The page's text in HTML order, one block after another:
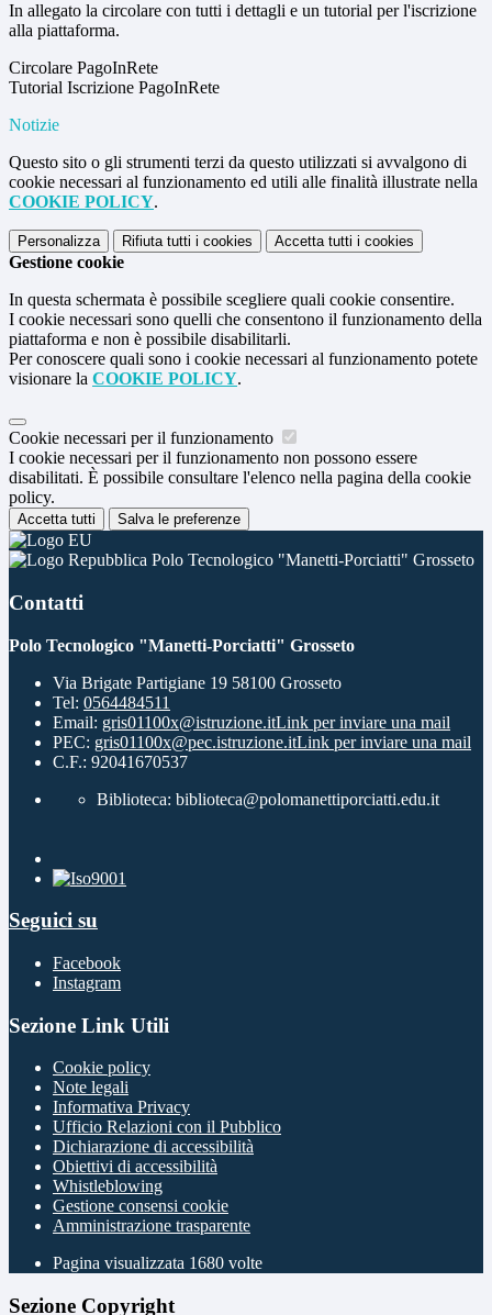
In allegato la circolare con tutti i dettagli e un tutorial per l'iscrizione
alla piattaforma.
Circolare PagoInRete
Tutorial Iscrizione PagoInRete
Notizie
Questo sito o gli strumenti terzi da questo utilizzati si avvalgono di
cookie necessari al funzionamento ed utili alle finalità illustrate nella
COOKIE POLICY.
Personalizza Rifiuta tutti i cookies Accetta tutti i cookies
Gestione cookie
In questa schermata è possibile scegliere quali cookie consentire.
I cookie necessari sono quelli che consentono il funzionamento della
piattaforma e non è possibile disabilitarli.
Per conoscere quali sono i cookie necessari al funzionamento potete
visionare la COOKIE POLICY.
Cookie necessari per il funzionamento
I cookie necessari per il funzionamento non possono essere
disabilitati. È possibile consultare l'elenco nella pagina della cookie
policy.
Accetta tutti Salva le preferenze
Polo Tecnologico "Manetti-Porciatti" Grosseto
Contatti
Polo Tecnologico "Manetti-Porciatti" Grosseto
Via Brigate Partigiane 19 58100 Grosseto
Tel: 0564484511
Email: gris01100x@istruzione.itLink per inviare una mail
PEC: gris01100x@pec.istruzione.itLink per inviare una mail
C.F.: 92041670537
Biblioteca: biblioteca@polomanettiporciatti.edu.it
Seguici su
Facebook
Instagram
Sezione Link Utili
Cookie policy
Note legali
Informativa Privacy
Ufficio Relazioni con il Pubblico
Dichiarazione di accessibilità
Obiettivi di accessibilità
Whistleblowing
Gestione consensi cookie
Amministrazione trasparente
Pagina visualizzata 1680 volte
Sezione Copyright